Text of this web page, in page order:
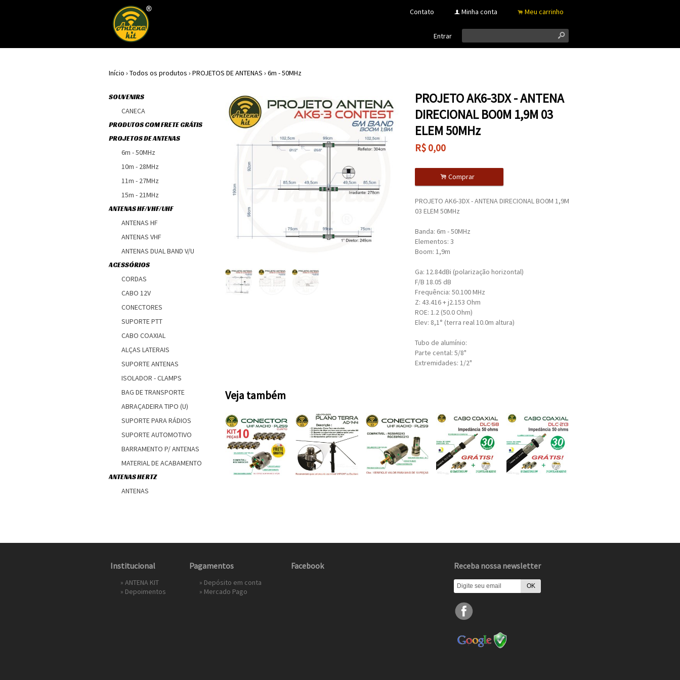
Contato f Minha conta . Meu carrinho
Entrar s
Início › Todos os produtos › PROJETOS DE ANTENAS › 6m - 50MHz
SOUVENIRS
CANECA
PRODUTOS COM FRETE GRÁTIS
PROJETOS DE ANTENAS
6m - 50MHz
10m - 28MHz
11m - 27MHz
15m - 21MHz
ANTENAS HF/VHF/UHF
ANTENAS HF
ANTENAS VHF
ANTENAS DUAL BAND V/U
ACESSÓRIOS
CORDAS
CABO 12V
CONECTORES
SUPORTE PTT
CABO COAXIAL
ALÇAS LATERAIS
SUPORTE ANTENAS
ISOLADOR - CLAMPS
BAG DE TRANSPORTE
ABRAÇADEIRA TIPO (U)
SUPORTE PARA RÁDIOS
SUPORTE AUTOMOTIVO
BARRAMENTO P/ ANTENAS
MATERIAL DE ACABAMENTO
ANTENAS HERTZ
ANTENAS
PROJETO AK6-3DX - ANTENA
DIRECIONAL BO0M 1,9M 03
ELEM 50MHz
R$ 0,00
. Comprar
PROJETO AK6-3DX - ANTENA DIRECIONAL BO0M 1,9M
03 ELEM 50MHz
Banda: 6m - 50MHz
Elementos: 3
Boom: 1,9m
Ga: 12.84dBi (polarização horizontal)
F/B 18.05 dB
Frequência: 50.100 MHz
Z: 43.416 + j2.153 Ohm
ROE: 1.2 (50.0 Ohm)
Elev: 8,1° (terra real 10.0m altura)
Tubo de alumínio:
Parte cental: 5/8"
Extremidades: 1/2"
Veja também
Institucional
» ANTENA KIT
» Depoimentos
Pagamentos
» Depósito em conta
» Mercado Pago
Facebook Receba nossa newsletter